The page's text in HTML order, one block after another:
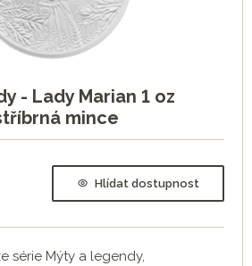
- Lady Marian 1 oz
mince
Hlídat dostupnost
série Mýty a legendy,